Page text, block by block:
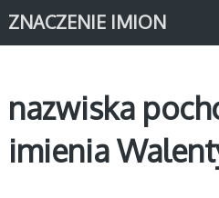
ZNACZENIE IMION
nazwiska
imienia